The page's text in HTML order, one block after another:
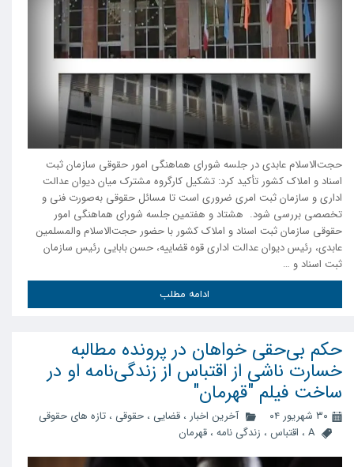
حجت‌الاسلام عابدی در جلسه شورای هماهنگی امور حقوقی سازمان ثبت
اسناد و املاک کشور تأکید کرد: تشکیل کارگروه مشترک میان دیوان عدالت
اداری و سازمان ثبت امری ضروری است تا مسائل حقوقی به‌صورت فنی و
تخصصی بررسی شود. هشتاد و هفتمین جلسه شورای هماهنگی امور
حقوقی سازمان ثبت اسناد و املاک کشور با حضور حجت‌الاسلام والمسلمین
عابدی، رئیس دیوان عدالت اداری قوه قضاییه، حسن بابایی رئیس سازمان
ثبت اسناد و …
ادامه مطلب
حکم بی‌حقی خواهان در پرونده مطالبه
خسارت ناشی از اقتباس از زندگی‌نامه او در
ساخت فیلم "قهرمان"
۳۰ شهریور ۰۴ آخرین اخبار ، قضایی ، حقوقی ، تازه های حقوقی
A ، اقتباس ، زندگی نامه ، قهرمان